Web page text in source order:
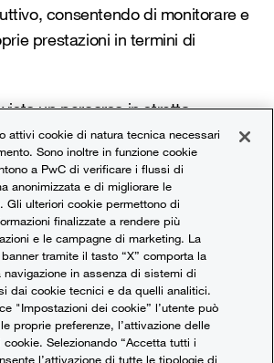
consentendo di monitorare e
prestazioni in termini di
un percorso in stretta
diversi attori della filiera per lo
seguenti attività:
processi produttivi, al fine di
integrale dell’attività
relativa gestione dei dati;
piattaforma digitale capace di
interoperabili i dati provenienti
automatizzando il processo
attivi cookie di natura tecnica necessari
Sono inoltre in funzione cookie
a PwC di verificare i flussi di
anonimizzata e di migliorare le
Gli ulteriori cookie permettono di
finalizzate a rendere più
e le campagne di marketing. La
tramite il tasto “X” comporta la
navigazione in assenza di sistemi di
dai cookie tecnici e da quelli analitici.
"Impostazioni dei cookie” l’utente può
proprie preferenze, l’attivazione delle
Selezionando “Accetta tutti i
l’attivazione di tutte le tipologie di